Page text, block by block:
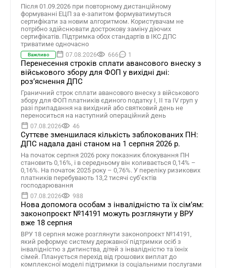
Після 01.09.2026 при повторному дистанційному
формуванні ЕЦП за е-запитом формуватимуться
сертифікати за новим алгоритмом. Користувачам не
потрібно здійснювати дострокову заміну діючих
сертифікатів. Підтримка обох стандартів в ІКС ДПС
триватиме одночасно
Важливо 07.08.2026 666 1
Перенесення строків сплати авансового внеску з
військового збору для ФОП у вихідні дні:
роз’яснення ДПС
Граничний строк сплати авансового внеску з військового
збору для ФОП платників єдиного податку І, ІІ та ІV груп у
разі припадання на вихідний або святковий день не
переноситься на наступний операційний день
07.08.2026 46
Суттєве зменшилася кількість заблокованих ПН:
ДПС надала дані станом на 1 серпня 2026 р.
На початок серпня 2026 року показник блокування ПН
становить 0,16%, і в середньому він коливається 0,14% –
0,16%. На початок 2025 року – 0,76%. У переліку ризикових
платників перебувають 13,2 тисячі суб’єктів
господарювання
07.08.2026 988
Нова допомога особам з інвалідністю та їх сімʼям:
законопроєкт №14191 можуть розглянути у ВРУ
вже 18 серпня
ВРУ 18 серпня може розглянути законопроєкт №14191,
який реформує систему державної підтримки осіб з
інвалідністю з дитинства, дітей з інвалідністю та їхніх
сімей. Планується перехід від грошових виплат до
комплексної моделі підтримки із соціальними послугами